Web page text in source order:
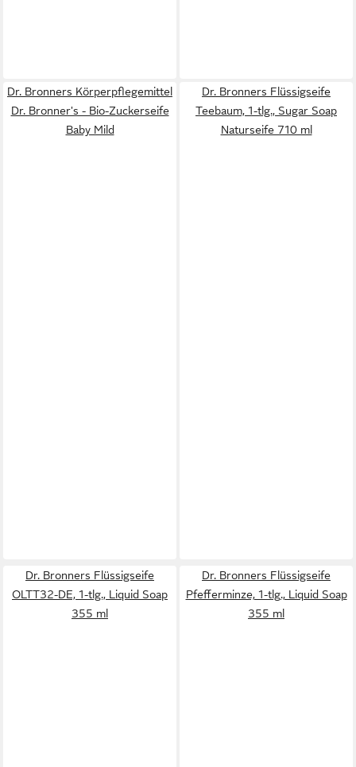
Dr. Bronners Körperpflegemittel
Dr. Bronner's - Bio-Zuckerseife
Baby Mild
Dr. Bronners Flüssigseife
Teebaum, 1-tlg., Sugar Soap
Naturseife 710 ml
Dr. Bronners Flüssigseife
OLTT32-DE, 1-tlg., Liquid Soap
355 ml
Dr. Bronners Flüssigseife
Pfefferminze, 1-tlg., Liquid Soap
355 ml